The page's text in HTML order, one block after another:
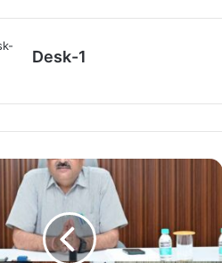
Desk-1